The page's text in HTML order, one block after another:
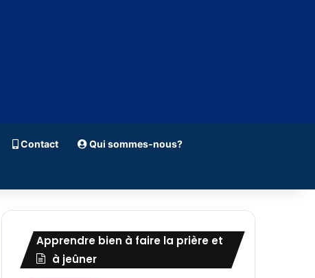
Contact Qui sommes-nous?
Apprendre bien à faire la prière et
à jeûner